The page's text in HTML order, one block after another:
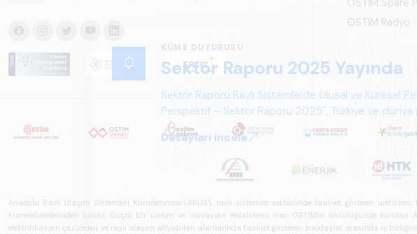
KÜME DUYURUSU
Sektör Raporu 2025 Yayında
Sektör Raporu Raylı Sistemlerde Ulusal ve Küresel
Perspektif – Sektör Raporu 2025", Türkiye ve dünya
gelecek perspektifi açısından kapsamlı biçimde ele
Detayları incele
OSTİM Spare
OSTİM Radyo
Anadolu Raylı Ulaşım Sistemleri Kümelenmesi (ARUS), raylı sistemler sektöründe faaliyet gösteren
kümelenmelerinden biridir. Güçlü bir üretim ve inovasyon ekosistemi olan OSTİM'in öncülüğünde kurulan
elektrifikasyon çözümleri ve raylı ulaşım altyapıları alanlarında faaliyet gösteren paydaşlar arasında iş